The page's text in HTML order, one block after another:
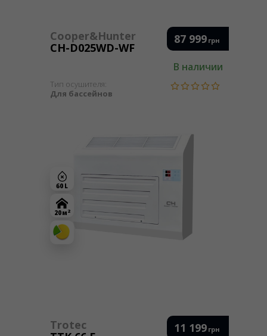
87 999 грн
В наличии
Cooper&Hunter
CH-D025WD-WF
Тип осушителя:
Для бассейнов
60 L
20 м 2
11 199 грн
Trotec